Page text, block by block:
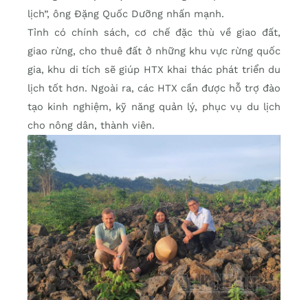
lịch”, ông Đặng Quốc Dưỡng nhấn mạnh.
Tỉnh có chính sách, cơ chế đặc thù về giao đất,
giao rừng, cho thuê đất ở những khu vực rừng quốc
gia, khu di tích sẽ giúp HTX khai thác phát triển du
lịch tốt hơn. Ngoài ra, các HTX cần được hỗ trợ đào
tạo kinh nghiệm, kỹ năng quản lý, phục vụ du lịch
cho nông dân, thành viên.